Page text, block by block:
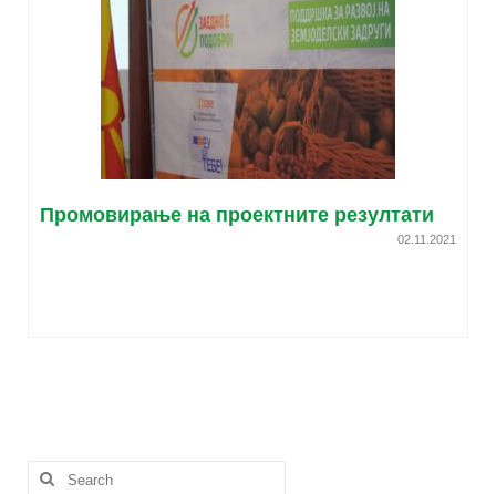
Промовирање на проектните резултати
02.11.2021
Search